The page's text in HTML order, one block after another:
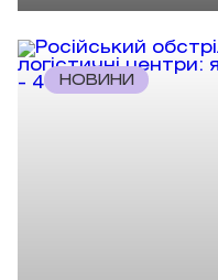
НОВИНИ